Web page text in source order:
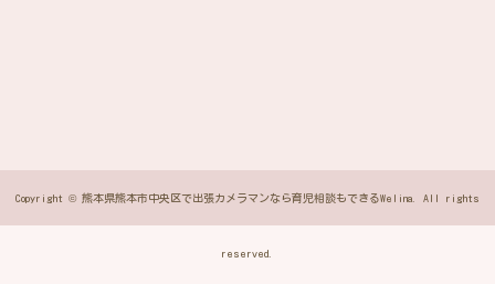
Copyright © 熊本県熊本市中央区で出張カメラマンなら育児相談もできるWelina. All rights
reserved.